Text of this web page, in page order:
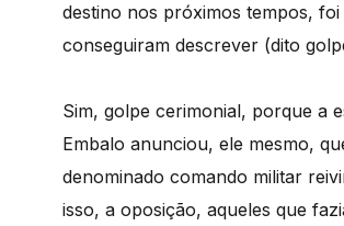
destino nos próximos tempos,
conseguiram descrever (dito
Sim, golpe cerimonial, porque a
Embalo anunciou, ele mesmo,
denominado comando militar
isso, a oposição, aqueles que